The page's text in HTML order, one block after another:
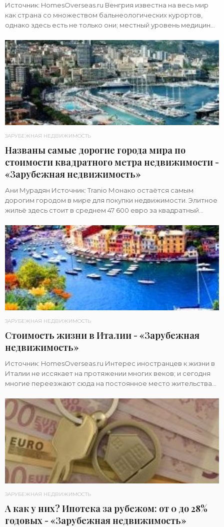
Источник: HomesOverseas.ru Венгрия известна на весь мир
как страна со множеством бальнеологических курортов,
однако здесь есть не только они; местный уровень медицины
ЗАРУБЕЖНАЯ НЕДВИЖИМОСТЬ
Названы самые дорогие города мира по
стоимости квадратного метра недвижимости -
«Зарубежная недвижимость»
Ани Мурадян Источник: Tranio Монако остаётся самым
дорогим городом в мире для покупки недвижимости. Элитное
жильё здесь стоит в среднем 47 600 евро за квадратный
ЗАРУБЕЖНАЯ НЕДВИЖИМОСТЬ
Стоимость жизни в Италии - «Зарубежная
недвижимость»
Источник: HomesOverseas.ru Интерес иностранцев к жизни в
Италии не иссякает на протяжении многих веков; и сегодня
многие переезжают сюда на постоянное место жительства
ЗАРУБЕЖНАЯ НЕДВИЖИМОСТЬ
А как у них? Ипотека за рубежом: от 0 до 28%
годовых - «Зарубежная недвижимость»